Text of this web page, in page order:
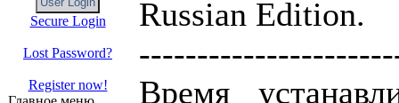
Secure Login
Lost Password?
Register now!
Russian Edition.
Время